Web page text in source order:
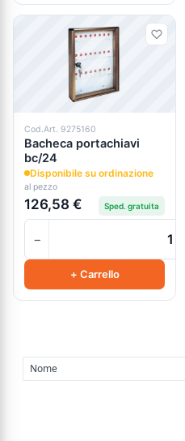
Cod.Art. 9275160
Bacheca portachiavi
bc/24
Disponibile su ordinazione
al pezzo
126,58 € Sped. gratuita
−
+ Carrello